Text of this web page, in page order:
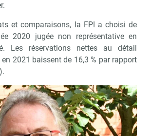
et comparaisons, la FPI a choisi de
2020 jugée non représentative en
Les réservations nettes au détail
2021 baissent de 16,3 % par rapport